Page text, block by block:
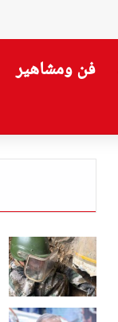
فن ومشاهير